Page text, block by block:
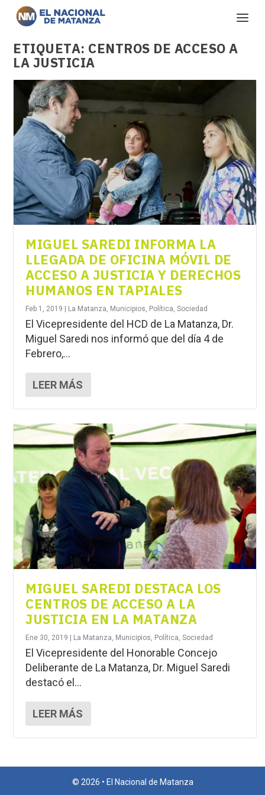
ETIQUETA: CENTROS DE ACCESO A
LA JUSTICIA
MIGUEL SAREDI INFORMA LA
LLEGADA DE OFICINA MÓVIL DE
ACCESO A JUSTICIA Y DERECHOS
HUMANOS EN TAPIALES
Feb 1, 2019 La Matanza, Municipios, Política,Sociedad
El Vicepresidente del HCD de La Matanza, Dr.
Miguel Saredi nos informó que del día 4 de
Febrero,...
LEER MÁS
MIGUEL SAREDI DESTACA LOS
CENTROS DE ACCESO A LA
JUSTICIA EN LA MATANZA
Ene 30, 2019 | La Matanza Municipios Política ,Sociedad
El Vicepresidente del Honorable Concejo
Deliberante de La Matanza, Dr. Miguel Saredi
destacó el...
LEER MÁS
© 2026 • El Nacional de Matanza